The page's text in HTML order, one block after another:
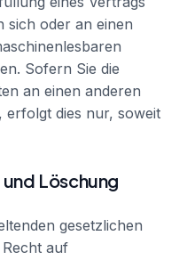
sich oder an einen
Sofern Sie die
an einen anderen
dies nur, soweit
Löschung
gesetzlichen
Recht auf